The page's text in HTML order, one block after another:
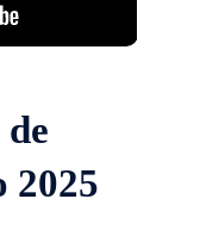
2025